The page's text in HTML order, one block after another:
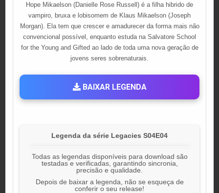
Hope Mikaelson (Danielle Rose Russell) é a filha hibrido de
vampiro, bruxa e lobisomem de Klaus Mikaelson (Joseph
Morgan). Ela tem que crescer e amadurecer da forma mais não
convencional possível, enquanto estuda na Salvatore School
for the Young and Gifted ao lado de toda uma nova geração de
jovens seres sobrenaturais.
BAIXAR LEGENDA
Legenda da série Legacies S04E04
Todas as legendas disponíveis para download são
testadas e verificadas, garantindo sincronia,
precisão e qualidade.
Depois de baixar a legenda, não se esqueça de
conferir o seu release!